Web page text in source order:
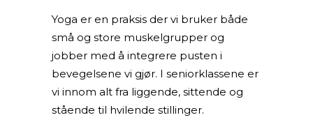
Yoga er en praksis der vi bruker både
små og store muskelgrupper og
jobber med å integrere pusten i
bevegelsene vi gjør. I seniorklassene er
vi innom alt fra liggende, sittende og
stående til hvilende stillinger.